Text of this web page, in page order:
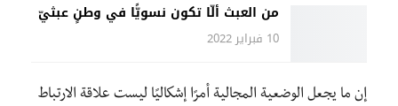
من العبث ألّا تكون نسويًّا في وطنٍ عبثيّ
10 فبراير 2022
إن ما يجعل الوضعية المجالية أمرًا إشكاليًا ليست علاقة الارتباط